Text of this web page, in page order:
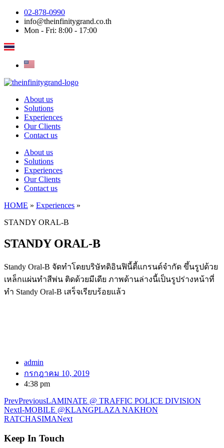
Skip
content
02-878-0990
info@theinfinitygrand.co.th
Mon - Fri: 8:00 - 17:00
About us
Solutions
Experiences
Our Clients
Contact us
About us
Solutions
Experiences
Our Clients
Contact us
HOME » Experiences »
STANDY ORAL-B
STANDY ORAL-B
Standy Oral-B จัดทำโดยบริษัทดิอินฟินี้ตี้แกรนด์จำกัด ขึ้นรูปด้วย
เหล็กแผ่นทำสีพ่น ติดด้วยมีเดีย ภาพด้านล่างนี้เป็นรูปร่างหน้าที่
ทำ Standy Oral-B เสร็จเรียบร้อยแล้ว
admin
กรกฎาคม 10, 2019
4:38 pm
PrevPreviousLAMINATE @ TRAFFIC POLICE DIVISION
NextI-MOBILE @KLANGPLAZA NAKHON
RATCHASIMANext
Keep In Touch